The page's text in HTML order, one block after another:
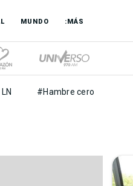
MUNDO :MÁS
#Hambre cero